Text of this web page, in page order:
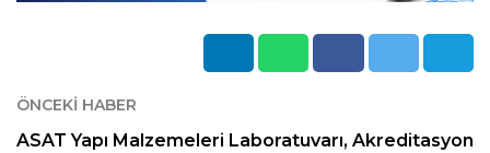
ÖNCEKI HABER
ASAT Yapı Malzemeleri Laboratuvarı, Akreditasyon